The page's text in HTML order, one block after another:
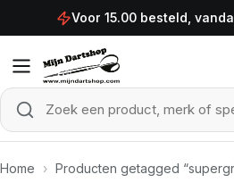
Ga naar de inhoudVoor 15.00 besteld,
Zoek een product, merk of
Zoeken
Home › Producten getagged